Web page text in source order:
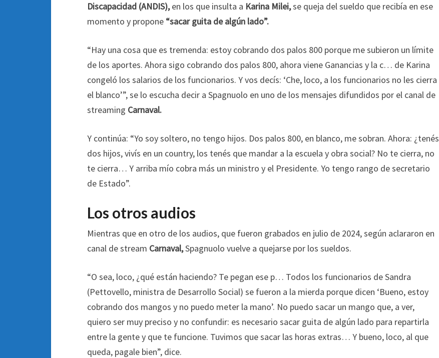
Discapacidad (ANDIS),en los que insulta a Karina Milei,se queja del sueldo que recibía en ese
momento y propone “sacar guita de algún lado”.
“Hay una cosa que es tremenda: estoy cobrando dos palos 800 porque me subieron un límite
de los aportes. Ahora sigo cobrando dos palos 800, ahora viene Ganancias y la c… de Karina
congeló los salarios de los funcionarios. Y vos decís: ‘Che, loco, a los funcionarios no les cierra
el blanco’”, se lo escucha decir a Spagnuolo en uno de los mensajes difundidos por el canal de
streaming Carnaval.
Y continúa: “Yo soy soltero, no tengo hijos. Dos palos 800, en blanco, me sobran. Ahora: ¿tenés
dos hijos, vivís en un country, los tenés que mandar a la escuela y obra social? No te cierra, no
te cierra… Y arriba mío cobra más un ministro y el Presidente. Yo tengo rango de secretario
de Estado”.
Los otros audios
Mientras que en otro de los audios, que fueron grabados en julio de 2024, según aclararon en
canal de stream Carnaval,Spagnuolo vuelve a quejarse por los sueldos.
“O sea, loco, ¿qué están haciendo? Te pegan ese p… Todos los funcionarios de Sandra
(Pettovello, ministra de Desarrollo Social) se fueron a la mierda porque dicen ‘Bueno, estoy
cobrando dos mangos y no puedo meter la mano’. No puedo sacar un mango que, a ver,
quiero ser muy preciso y no confundir: es necesario sacar guita de algún lado para repartirla
entre la gente y que te funcione. Tuvimos que sacar las horas extras… Y bueno, loco, al que
queda, pagale bien”, dice.